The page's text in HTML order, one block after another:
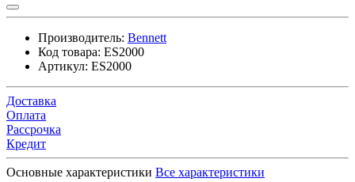
Производитель: Bennett
Код товара: ES2000
Артикул: ES2000
Доставка
Оплата
Рассрочка
Кредит
Основные характеристики Все характеристики